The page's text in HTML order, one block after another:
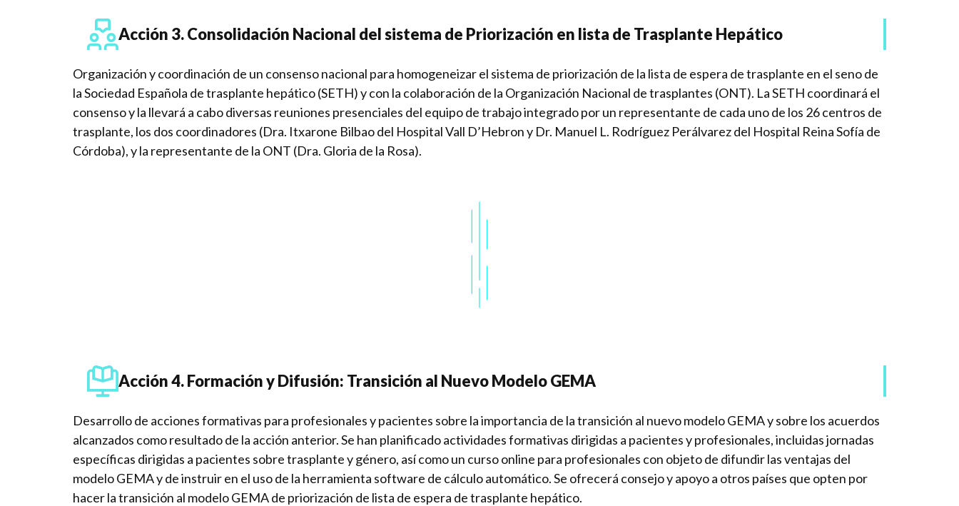
Acción 3. Consolidación Nacional del sistema de Priorización en lista de Trasplante Hepático
Organización y coordinación de un consenso nacional para homogeneizar el sistema de priorización de la lista de espera de trasplante en el seno de
la Sociedad Española de trasplante hepático (SETH) y con la colaboración de la Organización Nacional de trasplantes (ONT). La SETH coordinará el
consenso y la llevará a cabo diversas reuniones presenciales del equipo de trabajo integrado por un representante de cada uno de los 26 centros de
trasplante, los dos coordinadores (Dra. Itxarone Bilbao del Hospital Vall D’Hebron y Dr. Manuel L. Rodríguez Perálvarez del Hospital Reina Sofía de
Córdoba), y la representante de la ONT (Dra. Gloria de la Rosa).
Acción 4. Formación y Difusión: Transición al Nuevo Modelo GEMA
Desarrollo de acciones formativas para profesionales y pacientes sobre la importancia de la transición al nuevo modelo GEMA y sobre los acuerdos
alcanzados como resultado de la acción anterior. Se han planificado actividades formativas dirigidas a pacientes y profesionales, incluidas jornadas
específicas dirigidas a pacientes sobre trasplante y género, así como un curso online para profesionales con objeto de difundir las ventajas del
modelo GEMA y de instruir en el uso de la herramienta software de cálculo automático. Se ofrecerá consejo y apoyo a otros países que opten por
hacer la transición al modelo GEMA de priorización de lista de espera de trasplante hepático.